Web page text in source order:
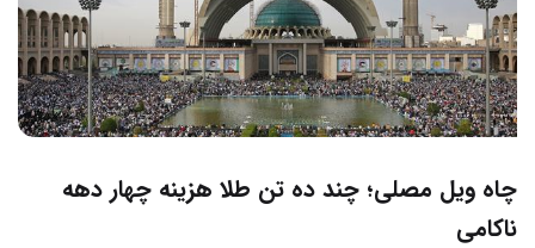
چاه ویل مصلی؛ چند ده تن طلا هزینه چهار دهه
ناکامی